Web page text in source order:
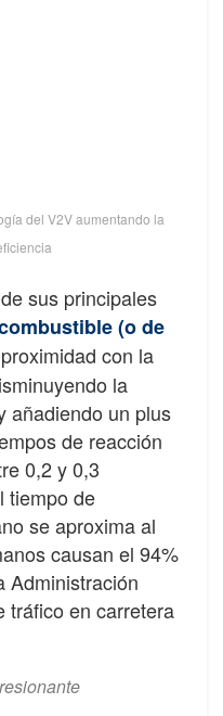
del V2V aumentando la
sus principales
(o de
con la
la
añadiendo un plus
de reacción
0,2 y 0,3
tiempo de
se aproxima al
causan el 94%
Administración
tráfico en carretera